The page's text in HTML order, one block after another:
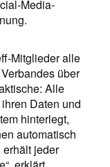
Media-
Mitglieder alle
über
Alle
Daten und
hinterlegt,
automatisch
erhält jeder